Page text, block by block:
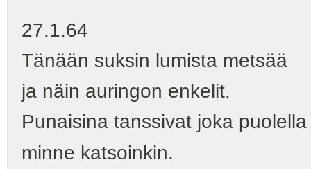
27.1.64
Tänään suksin lumista metsää
ja näin auringon enkelit.
Punaisina tanssivat joka puolella
minne katsoinkin.